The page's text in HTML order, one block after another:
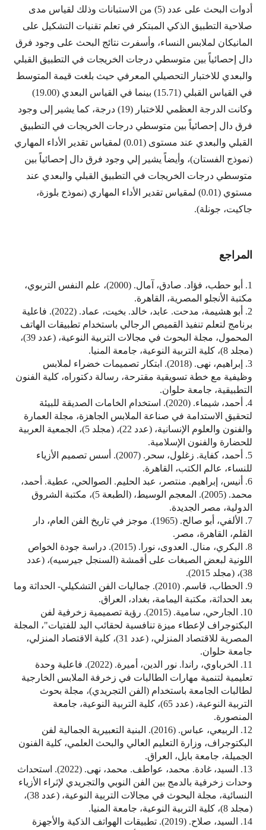
أدوات البحث على عدد (5) من الاستبانات وذلك لقياس مدى
صلاحية التطبيق الذكي المبتكر في تعلم تقنيات التشكيل على
المانيكان لملابس النساء، وأسفرت نتائج البحث على وجود فرق
دال إحصائياً بين متوسطي درجات الخريجات في التطبيق القبلي
والبعدي للاختبار التحصيلي المعرفي حيث بلغت قيمة المتوسط
في القياس القبلي (15.71) بينما في القياس البعدي (19.00)
وكانت الدرجة العظمي للاختبار (19) درجة، كما يشير إلى وجود
فرق دال إحصائياً بين متوسطي درجات الخريجات في التطبيق
القبلي والبعدي عند مستوى (0.01) لمقياس تقدير الأداء المهاري
(نموذج الفستان)، وأيضاً يشير إلي وجود فرق دال إحصائياً بين
متوسطي درجات الخريجات في التطبيق القبلي والبعدي عند
مستوي (0.01) لمقياس تقدير الأداء المهاري (نموذج بلوزة،
جاكيت، جونلة).
المراجع
1. أبو حطب، فؤاد. صادق، آمال. (2000)، علم النفس التربوي،
مكتبة الأنجلو المصرية، القاهرة.
2. أبو هشيمة، مدحت. عابد، خالد. بخيت، عماد. (2022). فاعلية
برنامج لتعلم تنفيذ القميص الرجالي باستخدام تطبيقات الهاتف
المحمول، مجلة البحوث في مجالات التربية النوعية، (عدد 39)،
(مجلد 8)، كلية التربية النوعية، جامعة المنيا.
3. إبراهيم، نهى. (2018). ابتكار تصميمات خضراء لملابس
وظيفية مع خطة تسويقية مقترحة، رسالة دكتوراه، كلية الفنون
التطبيقية، جامعة حلوان.
4. أحمد، شيماء. (2020). استخدام الخامات الصديقة للبيئة
لتحقيق الاستدامة في صناعة الملابس الجاهزة، مجلة العمارة
والفنون والعلوم الإنسانية، (عدد 22)، (مجلد 5)، الجمعية العربية
للحضارة والفنون الإسلامية.
5. أحمد، كفاية. زغلول، سحر. (2007). أسس تصميم الأزياء
للنساء، عالم الكتب، القاهرة.
6. أنيس، إبراهيم. منتصر، عبد الحليم. الصوالحي، عطية. أحمد،
محمد. (2005). المعجم الوسيط، (الطبعة 5)، مكتبة الشروق
الدولية، مصر الجديدة.
7. الألفي، أبو صالح. (1965). موجز في تاريخ الفن العام، دار
القلم، القاهرة، مصر.
8. البكري، منال. العدوى، نورا. (2015). دراسة جودة الخواص
اللونية لبعض الصبغات على أقمشة (السنجل جيرسيه)، (عدد
38)، (مجلد 2015).
9. الحطاب، قاسم. (2010). جماليات الفن التشكيلي- الحداثة وما
بعد الحداثة، مكتبة اليمامة، بغداد، العراق.
10. الجارحي، سامية. (2015). رؤية تصميمية زخرفية لفن
البكتوجراف لإعطاء ميزة تنافسية لحقائب اليد للفتيات"، المجلة
المصرية للاقتصاد المنزلي، (عدد 31)، كلية الاقتصاد المنزلي،
جامعة حلوان.
11. الخرباوي، راندا. نور الدين، أميرة. (2022). فاعلية وحدة
تعليمية لتنمية مهارات الطالبات في زخرفة الملابس الخارجية
لطالبات الجامعة باستخدام (الفن التجريدي)، مجلة بحوث
التربية النوعية، (عدد 65)، كلية التربية النوعية، جامعة
المنصورة.
12. الربيعي، عباس. (2016). البنية التعبيرية الجمالية لفن
البكتوجراف، وزارة التعليم العالي والبحث العلمي، كلية الفنون
الجميلة، جامعة بابل، العراق.
13. السيد، غادة. محمد، عواطف. محمد، نهى. (2022). استحداث
وحدات زخرفية بالدمج بين الفن النوبي والتجريدي لإثراء الأزياء
النسائية، مجلة البحوث في مجالات التربية النوعية، (عدد 38)،
(مجلد 8)، كلية التربية النوعية، جامعة المنيا.
14. السيد، صلاح. (2019). تطبيقات الهواتف الذكية والأجهزة